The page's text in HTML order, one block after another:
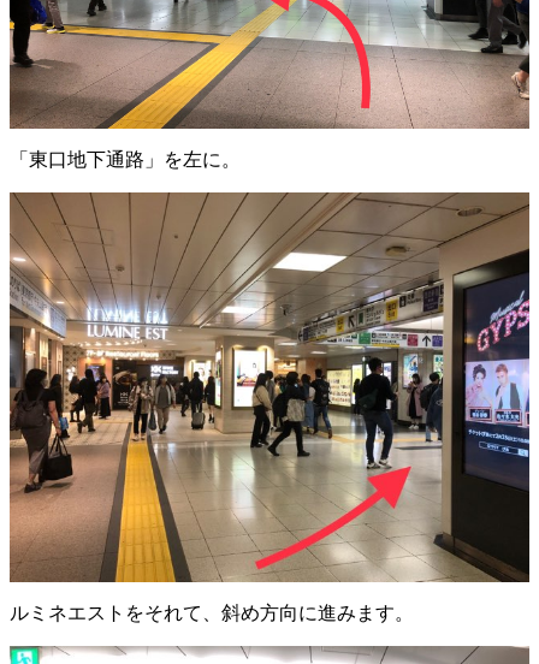
「東口地下通路」を左に。
ルミネエストをそれて、斜め方向に進みます。